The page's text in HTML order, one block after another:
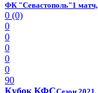
ФК "Севастополь"1
0 (0)
0
0
0
0
0
90